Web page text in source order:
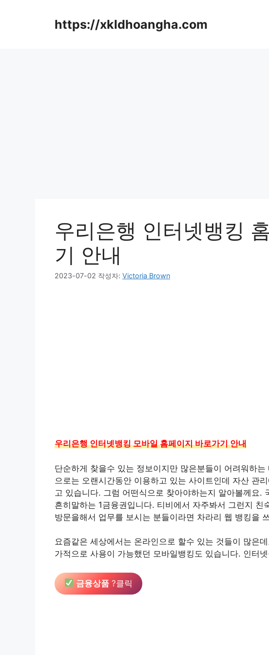
https://xkldhoangha.com
우리은행 인터넷뱅킹
기 안내
2023-07-02 작성자: Victoria Brown
우리은행 인터넷뱅킹 모바일 홈페이지 바로가기 안내
단순하게 찾을수 있는 정보이지만 많은분들이 어려워하
으로는 오랜시간동안 이용하고 있는 사이트인데 자산 관
고 있습니다. 그럼 어떤식으로 찾아야하는지 알아볼께요.
흔히말하는 1금융권입니다. 티비에서 자주봐서 그런지 친
방문을해서 업무를 보시는 분들이라면 차라리 웹 뱅킹을
요즘같은 세상에서는 온라인으로 할수 있는 것들이 많은
가적으로 사용이 가능했던 모바일뱅킹도 있습니다. 인터
금융상품 ?클릭